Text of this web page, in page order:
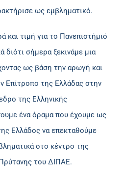
ως εμβληματικό.
και τιμή για το Πανεπιστήμιό
διότι σήμερα ξεκινάμε μια
ως βάση την αρωγή και
Επίτροπο της Ελλάδας στην
της Ελληνικής
ένα όραμα που έχουμε ως
Ελλάδος να επεκταθούμε
στο κέντρο της
του ΔΙΠΑΕ.